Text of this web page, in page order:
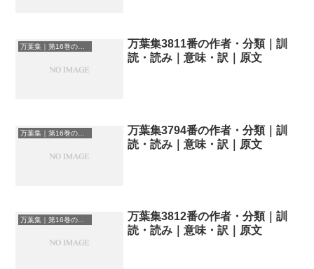
万葉集｜第16巻の和歌一覧
万葉集3811番の作者・分類｜訓
読・読み｜意味・訳｜原文
万葉集｜第16巻の和歌一覧
万葉集3794番の作者・分類｜訓
読・読み｜意味・訳｜原文
万葉集｜第16巻の和歌一覧
万葉集3812番の作者・分類｜訓
読・読み｜意味・訳｜原文